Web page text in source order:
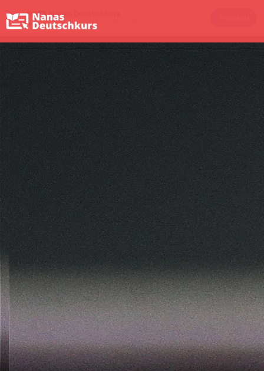
× Nanas Deutschkurs
Učite njemački u našoj aplikaciji